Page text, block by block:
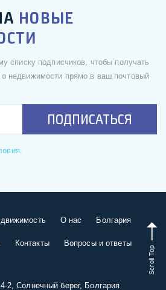
НОВЫЕ
списку подписчиков, чтобы получать
недвижимости прямо в ваш почтовый
ПОДПИСАТЬСЯ
.
О нас Болгария
Контакты Вопросы и ответы
2, Солнечный берег, Болгария
Scroll Top